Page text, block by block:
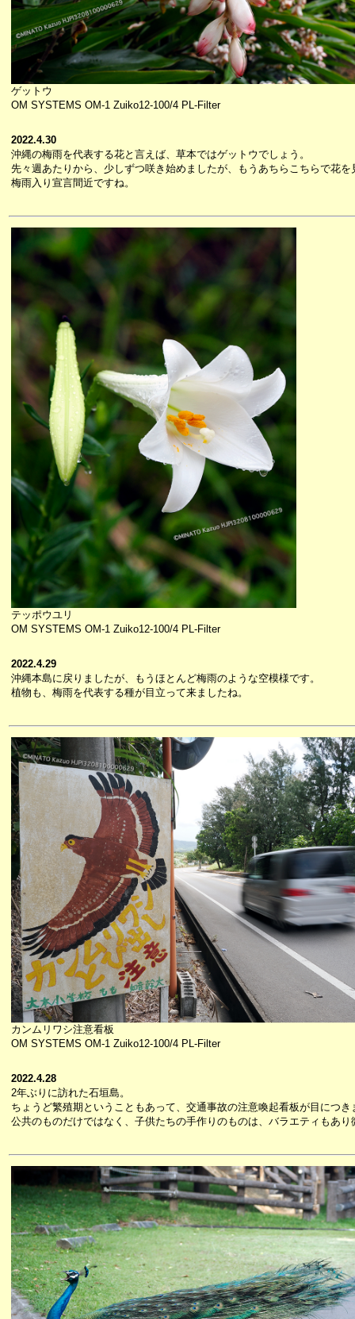
ゲットウ
OM SYSTEMS OM-1 Zuiko12-100/4 PL-Filter
2022.4.30
沖縄の梅雨を代表する花と言えば、草本ではゲットウでしょう。
先々週あたりから、少しずつ咲き始めましたが、もうあちらこちらで花を
梅雨入り宣言間近ですね。
テッポウユリ
OM SYSTEMS OM-1 Zuiko12-100/4 PL-Filter
2022.4.29
沖縄本島に戻りましたが、もうほとんど梅雨のような空模様です。
植物も、梅雨を代表する種が目立って来ましたね。
カンムリワシ注意看板
OM SYSTEMS OM-1 Zuiko12-100/4 PL-Filter
2022.4.28
2年ぶりに訪れた石垣島。
ちょうど繁殖期ということもあって、交通事故の注意喚起看板が目につき
公共のものだけではなく、子供たちの手作りのものは、バラエティもあり